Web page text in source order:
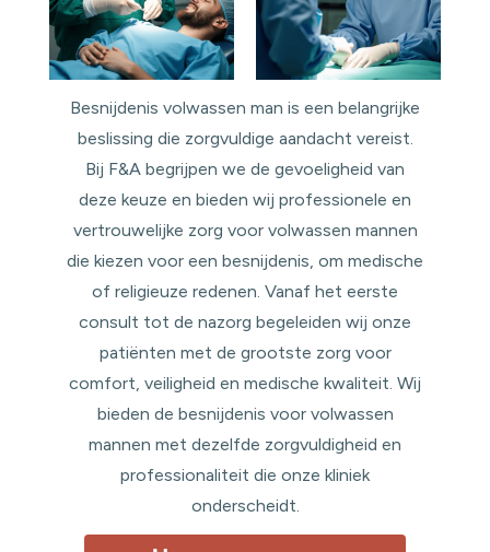
Besnijdenis volwassen man is een belangrijke
beslissing die zorgvuldige aandacht vereist.
Bij F&A begrijpen we de gevoeligheid van
deze keuze en bieden wij professionele en
vertrouwelijke zorg voor volwassen mannen
die kiezen voor een besnijdenis, om medische
of religieuze redenen. Vanaf het eerste
consult tot de nazorg begeleiden wij onze
patiënten met de grootste zorg voor
comfort, veiligheid en medische kwaliteit. Wij
bieden de besnijdenis voor volwassen
mannen met dezelfde zorgvuldigheid en
professionaliteit die onze kliniek
onderscheidt.